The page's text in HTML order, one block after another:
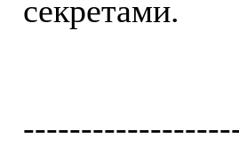
секретами.